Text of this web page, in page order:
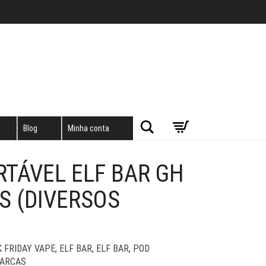
Blog Minha conta Pesquisar
ELF BAR GH
(DIVERSOS
FRIDAY VAPE, ELF BAR, ELF BAR, POD